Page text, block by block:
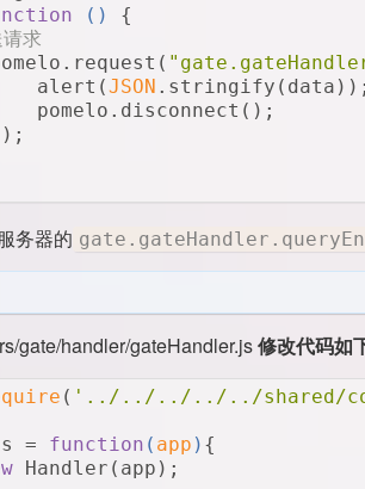
( ) {
求
alert(
JSON .stringify(data));
pomelo.disconnect();
务器的
gate/handler/gateHandler.js修改代码如
( '../../../../../shared/
= function ( app ) {
Handler(app);